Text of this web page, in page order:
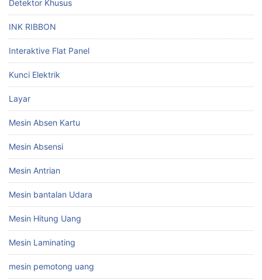
Detektor Khusus
INK RIBBON
Interaktive Flat Panel
Kunci Elektrik
Layar
Mesin Absen Kartu
Mesin Absensi
Mesin Antrian
Mesin bantalan Udara
Mesin Hitung Uang
Mesin Laminating
mesin pemotong uang